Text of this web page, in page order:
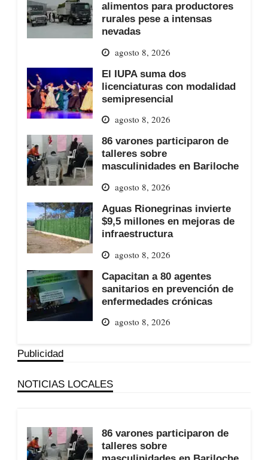
alimentos para productores
rurales pese a intensas
nevadas
agosto 8, 2026
El IUPA suma dos
licenciaturas con modalidad
semipresencial
agosto 8, 2026
86 varones participaron de
talleres sobre
masculinidades en Bariloche
agosto 8, 2026
Aguas Rionegrinas invierte
$9,5 millones en mejoras de
infraestructura
agosto 8, 2026
Capacitan a 80 agentes
sanitarios en prevención de
enfermedades crónicas
agosto 8, 2026
Publicidad
NOTICIAS LOCALES
86 varones participaron de
talleres sobre